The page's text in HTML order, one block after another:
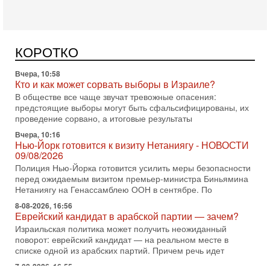
КОРОТКО
Кто и как может сорвать выборы в Израиле?
В обществе все чаще звучат тревожные опасения:
предстоящие выборы могут быть сфальсифицированы, их
проведение сорвано, а итоговые результаты
Вчера, 10:16
Нью-Йорк готовится к визиту Нетаниягу - НОВОСТИ
09/08/2026
Полиция Нью-Йорка готовится усилить меры безопасности
перед ожидаемым визитом премьер-министра Биньямина
Нетаниягу на Генассамблею ООН в сентябре. По
8-08-2026, 16:56
Еврейский кандидат в арабской партии — зачем?
Израильская политика может получить неожиданный
поворот: еврейский кандидат — на реальном месте в
списке одной из арабских партий. Причем речь идет
7-08-2026, 16:55
Арабо-еврейская партия изменит всё? Если
появится...
Может ли в Израиле появиться полноценный арабо-